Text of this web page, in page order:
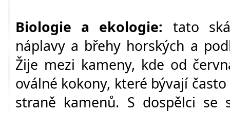
Biologie a ekologie: tato
náplavy a břehy horských a
Žije mezi kameny, kde od
oválné kokony, které bývají
straně kamenů. S dospělci se